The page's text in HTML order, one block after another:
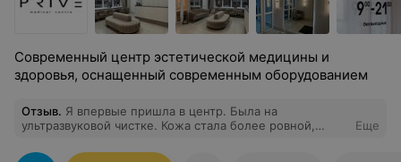
Современный центр эстетической медицины и
здоровья, оснащенный современным оборудованием
Отзыв. Я впервые пришла в центр. Была на
ультразвуковой чистке. Кожа стала более ровной,
специалисту!
Еще